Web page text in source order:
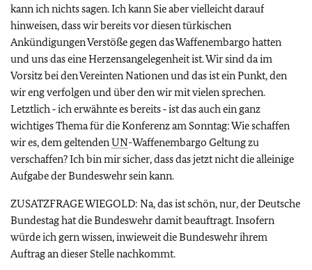
kann ich nichts sagen. Ich kann Sie aber vielleicht darauf
hinweisen, dass wir bereits vor diesen türkischen
Ankündigungen Verstöße gegen das Waffenembargo hatten
und uns das eine Herzensangelegenheit ist. Wir sind da im
Vorsitz bei den Vereinten Nationen und das ist ein Punkt, den
wir eng verfolgen und über den wir mit vielen sprechen.
Letztlich ‑ ich erwähnte es bereits ‑ ist das auch ein ganz
wichtiges Thema für die Konferenz am Sonntag: Wie schaffen
wir es, dem geltendenUN-Waffenembargo Geltung zu
verschaffen? Ich bin mir sicher, dass das jetzt nicht die alleinige
Aufgabe der Bundeswehr sein kann.
ZUSATZFRAGE WIEGOLD: Na, das ist schön, nur, der Deutsche
Bundestag hat die Bundeswehr damit beauftragt. Insofern
würde ich gern wissen, inwieweit die Bundeswehr ihrem
Auftrag an dieser Stelle nachkommt.